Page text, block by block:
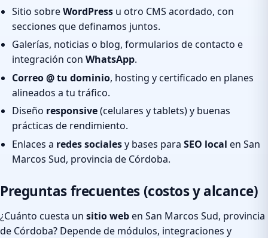
Sitio sobreWordPress u otro CMS acordado, con
secciones que definamos juntos.
Galerías, noticias o blog, formularios de contacto e
integración con WhatsApp.
Correo @ tu dominio, hosting y certificado en planes
alineados a tu tráfico.
Diseño responsive(celulares y tablets) y buenas
prácticas de rendimiento.
Enlaces a redes socialesy bases para SEO local en San
Marcos Sud, provincia de Córdoba.
Preguntas frecuentes (costos y alcance)
¿Cuánto cuesta un sitio weben San Marcos Sud, provincia
de Córdoba? Depende de módulos, integraciones y